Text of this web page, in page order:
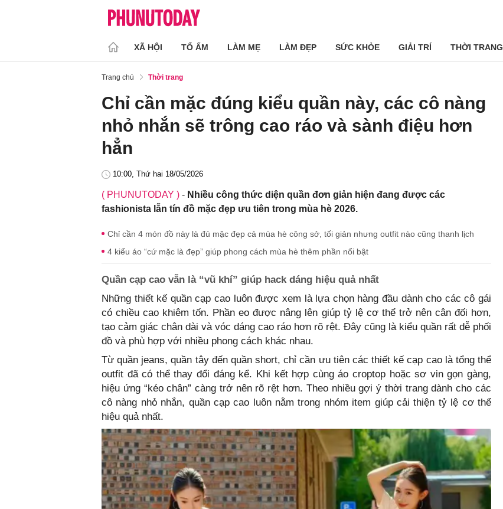
XÃ HỘI TỔ ẤM LÀM MẸ LÀM ĐẸP SỨC KHỎE GIẢI TRÍ THỜI TRANG
Trang chủ Thời trang
Chỉ cần mặc đúng kiểu quần này, các cô nàng
nhỏ nhắn sẽ trông cao ráo và sành điệu hơn
hẳn
10:00, Thứ hai 18/05/2026
( PHUNUTODAY ) - Nhiều công thức diện quần đơn giản hiện đang được các
fashionista lẫn tín đồ mặc đẹp ưu tiên trong mùa hè 2026.
Chỉ cần 4 món đồ này là đủ mặc đẹp cả mùa hè công sở, tối giản nhưng outfit nào cũng thanh lịch
4 kiểu áo “cứ mặc là đẹp” giúp phong cách mùa hè thêm phần nổi bật
Quần cạp cao vẫn là “vũ khí” giúp hack dáng hiệu quả nhất
Những thiết kế quần cạp cao luôn được xem là lựa chọn hàng đầu dành cho các cô gái
có chiều cao khiêm tốn. Phần eo được nâng lên giúp tỷ lệ cơ thể trở nên cân đối hơn,
tạo cảm giác chân dài và vóc dáng cao ráo hơn rõ rệt. Đây cũng là kiểu quần rất dễ phối
đồ và phù hợp với nhiều phong cách khác nhau.
Từ quần jeans, quần tây đến quần short, chỉ cần ưu tiên các thiết kế cạp cao là tổng thể
outfit đã có thể thay đổi đáng kể. Khi kết hợp cùng áo croptop hoặc sơ vin gọn gàng,
hiệu ứng “kéo chân” càng trở nên rõ rệt hơn. Theo nhiều gợi ý thời trang dành cho các
cô nàng nhỏ nhắn, quần cạp cao luôn nằm trong nhóm item giúp cải thiện tỷ lệ cơ thể
hiệu quả nhất.